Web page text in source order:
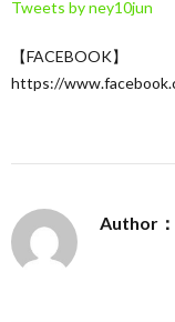
Tweets by ney10jun
【FACEBOOK】
https://
Author